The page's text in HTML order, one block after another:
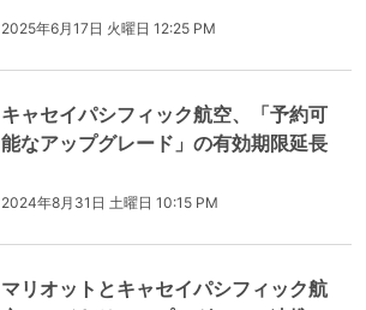
2025年6月17日 火曜日 12:25 PM
キャセイパシフィック航空、「予約可
能なアップグレード」の有効期限延長
2024年8月31日 土曜日 10:15 PM
マリオットとキャセイパシフィック航